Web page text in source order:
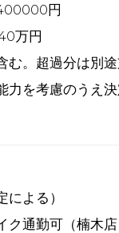
円
万円
む。超過分は別途
力を考慮のうえ決
による）
ク通勤可（楠木